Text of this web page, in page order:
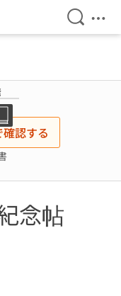
検索を
メ
認する
念帖